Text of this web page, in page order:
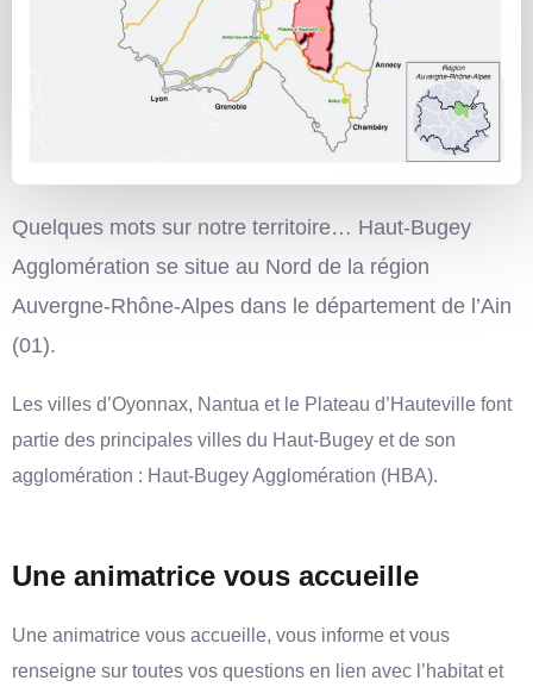
Quelques mots sur notre territoire… Haut-Bugey
Agglomération se situe au Nord de la région
Auvergne-Rhône-Alpes dans le département de l’Ain
(01).
Les villes d’Oyonnax, Nantua et le Plateau d’Hauteville font
partie des principales villes du Haut-Bugey et de son
agglomération : Haut-Bugey Agglomération (HBA).
Une animatrice vous accueille
Une animatrice vous accueille, vous informe et vous
renseigne sur toutes vos questions en lien avec l’habitat et